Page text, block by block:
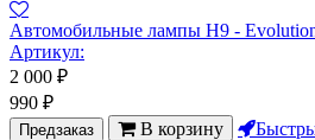
Автомобильные лампы H9 -
Артикул:
2 000 ₽
990 ₽
Предзаказ В корзину